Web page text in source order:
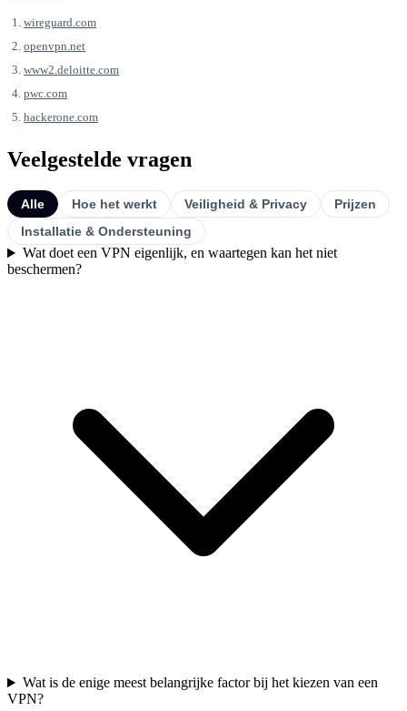
wireguard.com
openvpn.net
www2.deloitte.com
pwc.com
hackerone.com
Veelgestelde vragen
Alle Hoe het werkt Veiligheid & Privacy
Prijzen
Installatie & Ondersteuning
Wat doet een VPN eigenlijk, en waartegen kan het niet
beschermen?
Wat is de enige meest belangrijke factor bij het kiezen van een
VPN?